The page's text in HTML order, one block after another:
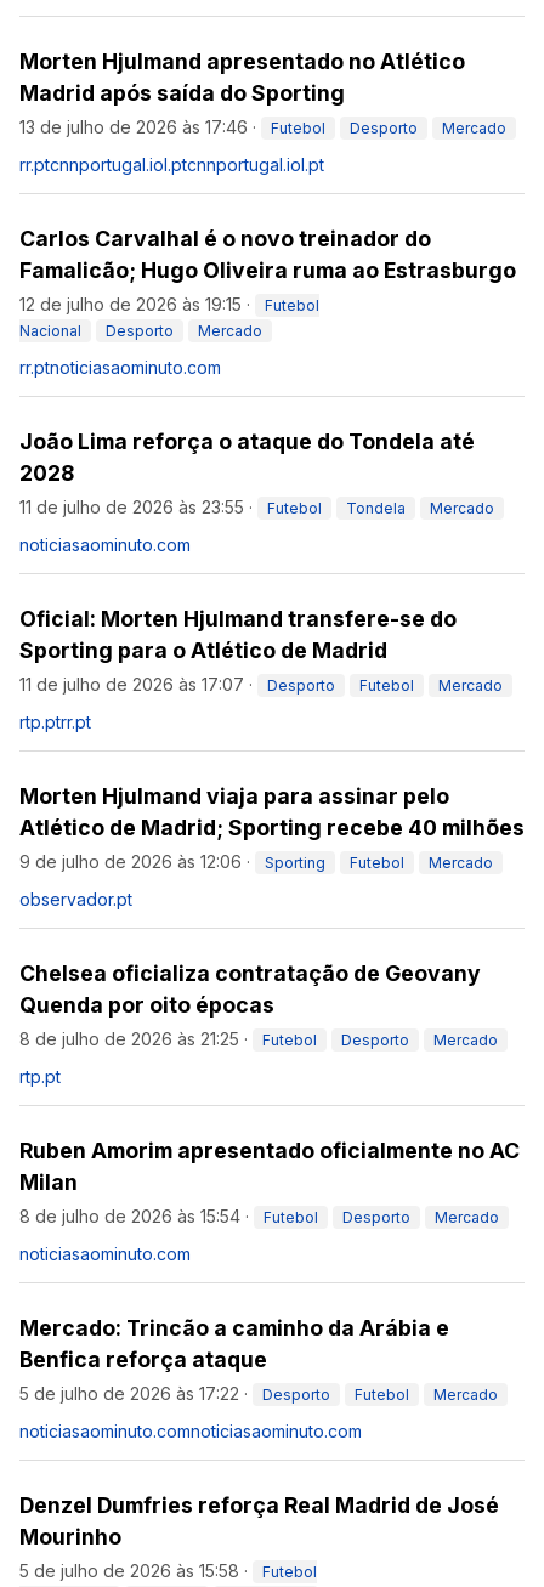
Morten Hjulmand apresentado no Atlético
Madrid após saída do Sporting
13 de julho de 2026 às 17:46 · Futebol Desporto Mercado
rr.ptcnnportugal.iol.ptcnnportugal.iol.pt
Carlos Carvalhal é o novo treinador do
Famalicão; Hugo Oliveira ruma ao Estrasburgo
12 de julho de 2026 às 19:15 ·
Futebol
Nacional
Desporto Mercado
rr.ptnoticiasaominuto.com
João Lima reforça o ataque do Tondela até
2028
11 de julho de 2026 às 23:55 · Futebol Tondela Mercado
noticiasaominuto.com
Oficial: Morten Hjulmand transfere-se do
Sporting para o Atlético de Madrid
11 de julho de 2026 às 17:07 · Desporto Futebol Mercado
rtp.ptrr.pt
Morten Hjulmand viaja para assinar pelo
Atlético de Madrid; Sporting recebe 40 milhões
9 de julho de 2026 às 12:06 · Sporting Futebol Mercado
observador.pt
Chelsea oficializa contratação de Geovany
Quenda por oito épocas
8 de julho de 2026 às 21:25 · Futebol Desporto Mercado
rtp.pt
Ruben Amorim apresentado oficialmente no AC
Milan
8 de julho de 2026 às 15:54 · Futebol Desporto Mercado
noticiasaominuto.com
Mercado: Trincão a caminho da Arábia e
Benfica reforça ataque
5 de julho de 2026 às 17:22 · Desporto Futebol Mercado
noticiasaominuto.comnoticiasaominuto.com
Denzel Dumfries reforça Real Madrid de José
Mourinho
5 de julho de 2026 às 15:58 ·
Futebol